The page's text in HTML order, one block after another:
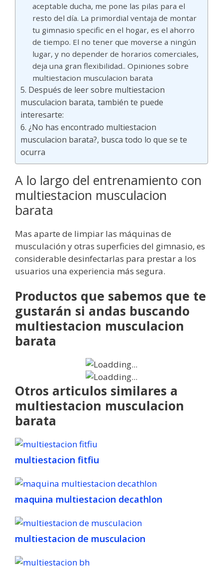
aceptable ducha, me pone las pilas para el
resto del día. ​La primordial ventaja de montar
tu gimnasio specific en el hogar, es el ahorro
de tiempo. El no tener que moverse a ningún
lugar, y no depender de horarios comerciales,
deja una gran flexibilidad.. Opiniones sobre
multiestacion musculacion barata
Después de leer sobre multiestacion
musculacion barata, también te puede
interesarte:
¿No has encontrado multiestacion
musculacion barata?, busca todo lo que se te
ocurra
A lo largo del entrenamiento con
multiestacion musculacion
barata
Mas aparte de limpiar las máquinas de
musculación y otras superficies del gimnasio, es
considerable desinfectarlas para prestar a los
usuarios una experiencia más segura.
Productos que sabemos que te
gustarán si andas buscando
multiestacion musculacion
barata
Otros articulos similares a
multiestacion musculacion
barata
multiestacion fitfiu
maquina multiestacion decathlon
multiestacion de musculacion